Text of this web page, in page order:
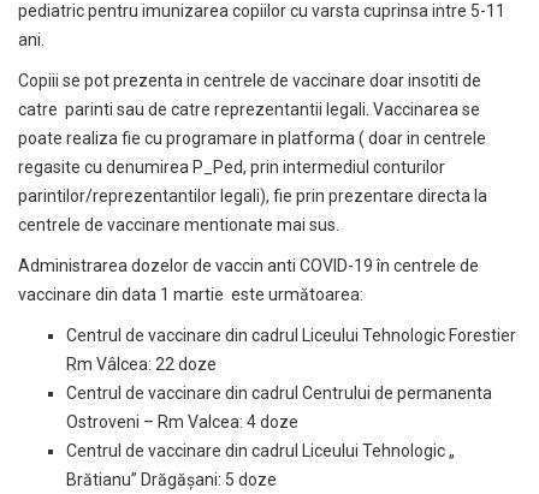
pediatric pentru imunizarea copiilor cu varsta cuprinsa intre 5-11
ani.
Copiii se pot prezenta in centrele de vaccinare doar insotiti de
catre parinti sau de catre reprezentantii legali. Vaccinarea se
poate realiza fie cu programare in platforma ( doar in centrele
regasite cu denumirea P_Ped, prin intermediul conturilor
parintilor/reprezentantilor legali), fie prin prezentare directa la
centrele de vaccinare mentionate mai sus.
Administrarea dozelor de vaccin anti COVID-19 în centrele de
vaccinare din data 1 martie este următoarea:
Centrul de vaccinare din cadrul Liceului Tehnologic Forestier
Rm Vâlcea: 22 doze
Centrul de vaccinare din cadrul Centrului de permanenta
Ostroveni – Rm Valcea: 4 doze
Centrul de vaccinare din cadrul Liceului Tehnologic „
Brătianu” Drăgășani: 5 doze